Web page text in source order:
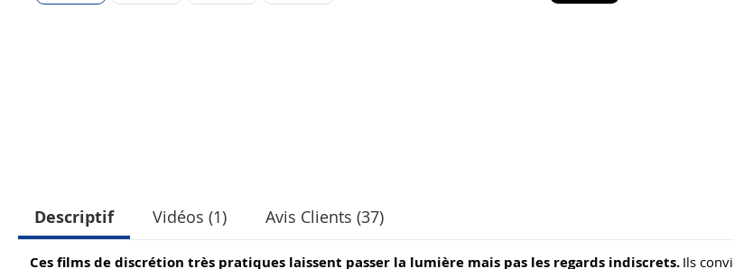
Descriptif Vidéos (1) Avis Clients (37)
Ces films de discrétion très pratiques laissent passer la lumière mais pas les regards indiscrets. Ils